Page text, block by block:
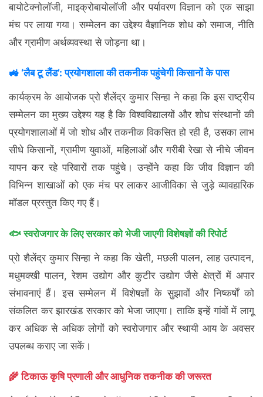
बायोटेक्नोलॉजी, माइक्रोबायोलॉजी और पर्यावरण विज्ञान को एक साझा
मंच पर लाया गया। सम्मेलन का उद्देश्य वैज्ञानिक शोध को समाज, नीति
और ग्रामीण अर्थव्यवस्था से जोड़ना था।
🚜 ‘लैब टू लैंड’: प्रयोगशाला की तकनीक पहुंचेगी किसानों के पास
कार्यक्रम के आयोजक प्रो शैलेंद्र कुमार सिन्हा ने कहा कि इस राष्ट्रीय
सम्मेलन का मुख्य उद्देश्य यह है कि विश्वविद्यालयों और शोध संस्थानों की
प्रयोगशालाओं में जो शोध और तकनीक विकसित हो रही है, उसका लाभ
सीधे किसानों, ग्रामीण युवाओं, महिलाओं और गरीबी रेखा से नीचे जीवन
यापन कर रहे परिवारों तक पहुंचे। उन्होंने कहा कि जीव विज्ञान की
विभिन्न शाखाओं को एक मंच पर लाकर आजीविका से जुड़े व्यावहारिक
मॉडल प्रस्तुत किए गए हैं।
🐟 स्वरोजगार के लिए सरकार को भेजी जाएगी विशेषज्ञों की रिपोर्ट
प्रो शैलेंद्र कुमार सिन्हा ने कहा कि खेती, मछली पालन, लाह उत्पादन,
मधुमक्खी पालन, रेशम उद्योग और कुटीर उद्योग जैसे क्षेत्रों में अपार
संभावनाएं हैं। इस सम्मेलन में विशेषज्ञों के सुझावों और निष्कर्षों को
संकलित कर झारखंड सरकार को भेजा जाएगा। ताकि इन्हें गांवों में लागू
कर अधिक से अधिक लोगों को स्वरोजगार और स्थायी आय के अवसर
उपलब्ध कराए जा सकें।
🌾 टिकाऊ कृषि प्रणाली और आधुनिक तकनीक की जरूरत